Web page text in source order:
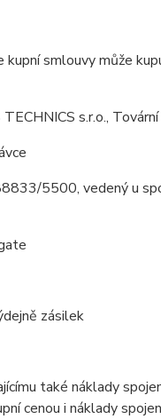
smlouvy může
s.r.o.,
5500, vedený u
zásilek
také náklady
cenou i náklady